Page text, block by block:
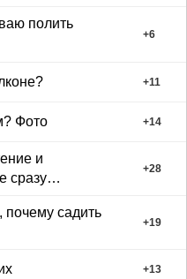
полить
+6
+11
Фото +14
и
сразу
+28
почему садить
+19
+13